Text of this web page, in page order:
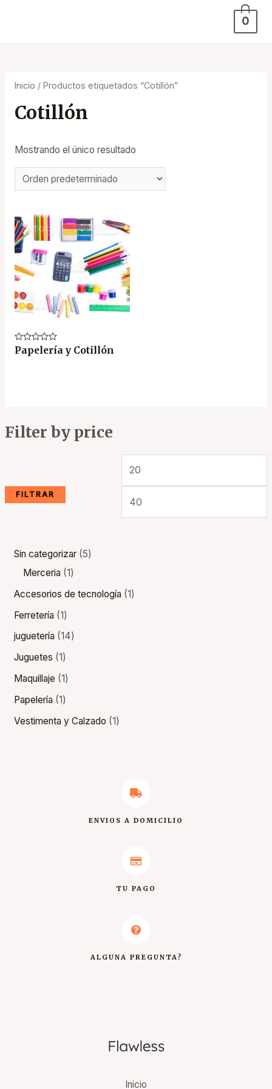
0
Filter by price
FILTRAR
Sin categorizar 5
Merceria 1
Accesorios de tecnología 1
Ferretería 1
juguetería 14
Juguetes 1
Maquillaje 1
Papelería 1
Vestimenta y Calzado 1
Inicio / Productos etiquetados “Cotillón”
Cotillón
Mostrando el único resultado
Valorado
Papelería y Cotillón
ENVIOS A DOMICILIO
TU PAGO
ALGUNA PREGUNTA?
Inicio